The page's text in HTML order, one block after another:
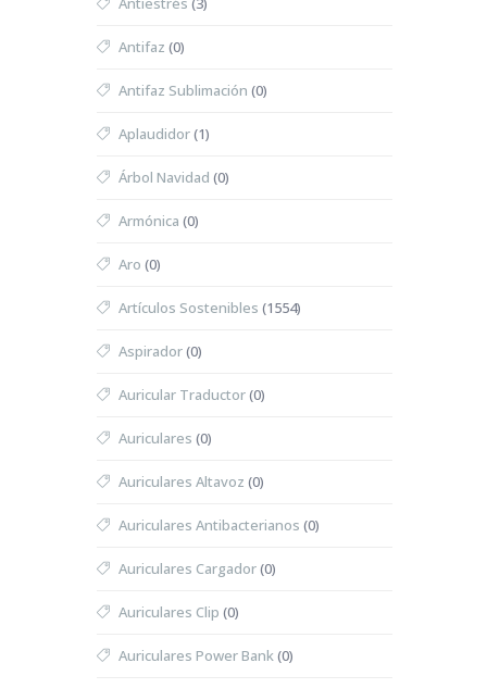
Antifaz (0)
Antifaz Sublimación (0)
Aplaudidor(1)
Árbol Navidad (0)
Armónica (0)
Aro (0)
Artículos Sostenibles (1554)
Aspirador(0)
Auricular Traductor(0)
Auriculares (0)
Auriculares Altavoz (0)
Auriculares Antibacterianos (0)
Auriculares Cargador(0)
Auriculares Clip (0)
Auriculares Power Bank(0)